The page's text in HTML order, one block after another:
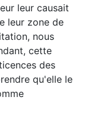
leur causait
leur zone de
nous
cette
des
qu'elle le